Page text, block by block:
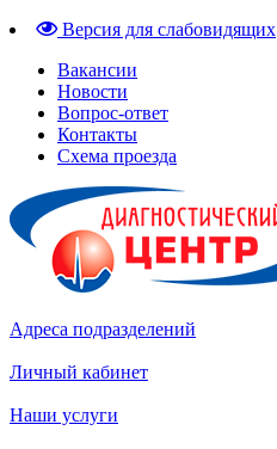
Версия для слабовидящих
Вакансии
Новости
Вопрос-ответ
Контакты
Схема проезда
Адреса подразделений
Личный кабинет
Наши услуги